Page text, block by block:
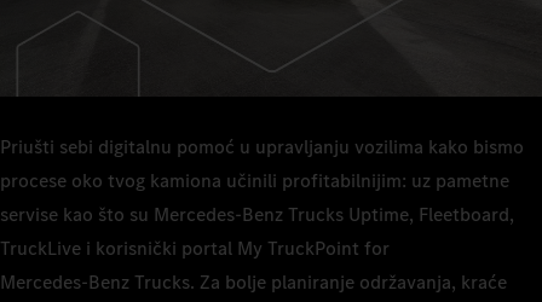
Priušti sebi digitalnu pomoć u upravljanju vozilima kako bismo
procese oko tvog kamiona učinili profitabilnijim: uz pametne
servise kao što su Mercedes‑Benz Trucks Uptime, Fleetboard,
TruckLive i korisnički portal My TruckPoint for
Mercedes‑Benz Trucks. Za bolje planiranje održavanja, kraće